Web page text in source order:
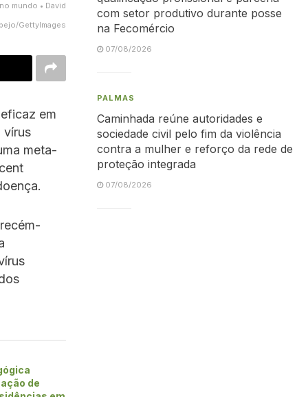
mundo • David
GettyImages
em
vírus
meta-
de
com setor produtivo durante posse
na Fecomércio
07/08/2026
PALMAS
Caminhada reúne autoridades e
sociedade civil pelo fim da violência
contra a mulher e reforço da rede de
proteção integrada
07/08/2026